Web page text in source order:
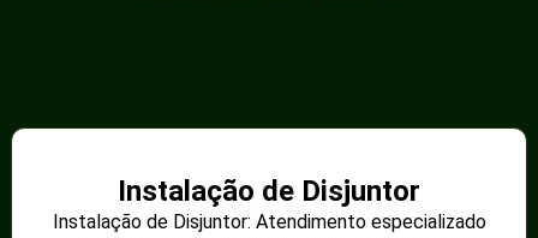
Instalação de Disjuntor
Instalação de Disjuntor: Atendimento especializado